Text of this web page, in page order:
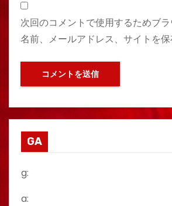
次回のコメントで使用するためブ
名前、メールアドレス、サイトを保
GA
g:
a: